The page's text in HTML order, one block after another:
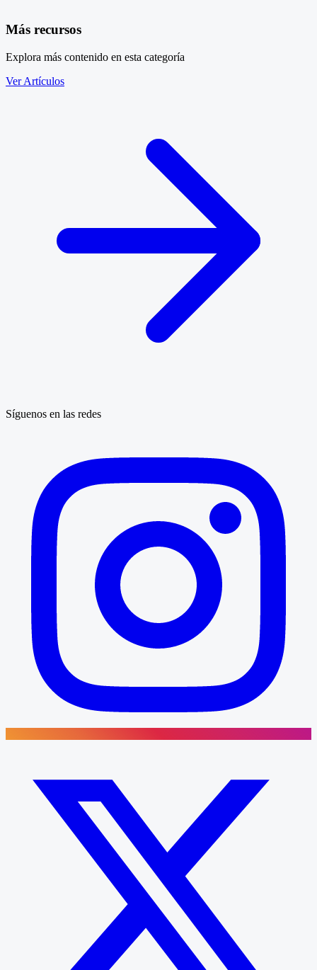
Más recursos
Explora más contenido en esta categoría
Ver Artículos
Síguenos en las redes